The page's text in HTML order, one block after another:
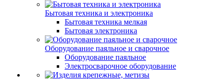
Бытовая техника и электроника
Бытовая техника мелкая
Бытовая электроника
Оборудование паяльное и сварочное
Оборудование паяльное
Электросварочное оборудование